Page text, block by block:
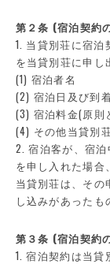
第２条 (宿泊契約
1. 当貸別荘に宿
を当貸別荘に申し
(1) 宿泊者名
(2) 宿泊日及び到
(3) 宿泊料金(原則
(4) その他当貸別
2. 宿泊客が、宿
を申し入れた場合、
当貸別荘は、その
し込みがあったも
第３条 (宿泊契約
1. 宿泊契約は当